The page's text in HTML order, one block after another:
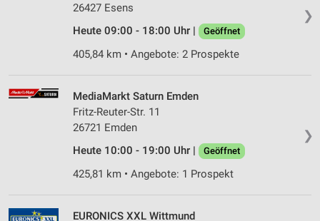
❯
26427 Esens
Heute 09:00 - 18:00 Uhr |
Geöffnet
405,84 km • Angebote: 2 Prospekte
❯
MediaMarkt Saturn Emden
Fritz-Reuter-Str. 11
26721 Emden
Heute 10:00 - 19:00 Uhr |
Geöffnet
425,81 km • Angebote: 1 Prospekt
EURONICS XXL Wittmund